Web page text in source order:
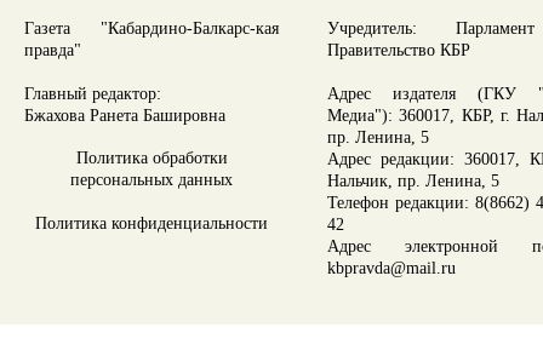
Газета "Кабардино-Балкарс-кая
правда"
Главный редактор:
Бжахова Ранета Башировна
Политика обработки
персональных данных
Политика конфиденциальности
Учредитель:
Правительство КБР
Адрес издателя (ГКУ
Медиа"): 360017, КБР, г.
пр. Ленина, 5
Адрес редакции: 360017,
Нальчик, пр. Ленина, 5
Телефон редакции: 8(8662)
42
Адрес электронной
kbpravda@mail.ru